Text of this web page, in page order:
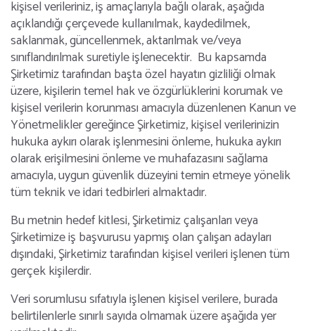
kişisel verileriniz, iş amaçlarıyla bağlı olarak, aşağıda
açıklandığı çerçevede kullanılmak, kaydedilmek,
saklanmak, güncellenmek, aktarılmak ve/veya
sınıflandırılmak suretiyle işlenecektir. Bu kapsamda
Şirketimiz tarafından başta özel hayatın gizliliği olmak
üzere, kişilerin temel hak ve özgürlüklerini korumak ve
kişisel verilerin korunması amacıyla düzenlenen Kanun ve
Yönetmelikler gereğince Şirketimiz, kişisel verilerinizin
hukuka aykırı olarak işlenmesini önleme, hukuka aykırı
olarak erişilmesini önleme ve muhafazasını sağlama
amacıyla, uygun güvenlik düzeyini temin etmeye yönelik
tüm teknik ve idari tedbirleri almaktadır.
Bu metnin hedef kitlesi, Şirketimiz çalışanları veya
Şirketimize iş başvurusu yapmış olan çalışan adayları
dışındaki, Şirketimiz tarafından kişisel verileri işlenen tüm
gerçek kişilerdir.
Veri sorumlusu sıfatıyla işlenen kişisel verilere, burada
belirtilenlerle sınırlı sayıda olmamak üzere aşağıda yer